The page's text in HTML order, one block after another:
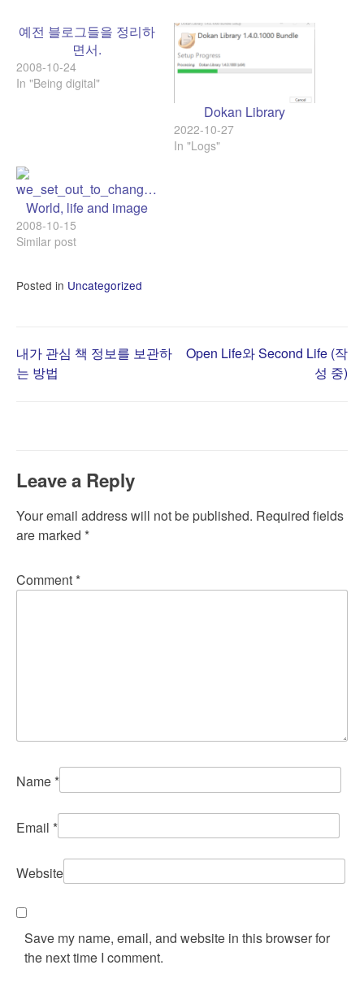
예전 블로그들을 정리하
면서.
2008-10-24
In "Being digital"
Dokan Library
2022-10-27
In "Logs"
World, life and image
2008-10-15
Similar post
Posted in Uncategorized
Post
내가 관심 책 정보를 보관하
는 방법
Open Life와 Second Life (작
성 중)
Leave a Reply
Your email address will not be published. Required fields
are marked *
Comment *
Name *
Email *
Website
Save my name, email, and website in this browser for
the next time I comment.